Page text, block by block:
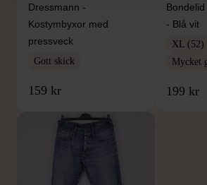
Dressmann -
Kostymbyxor med
pressveck
Gott skick
159 kr
- Blå vit
XL (52)
Mycket
199 kr